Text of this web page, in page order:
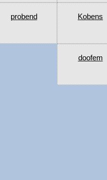
probend Kobens
doofem